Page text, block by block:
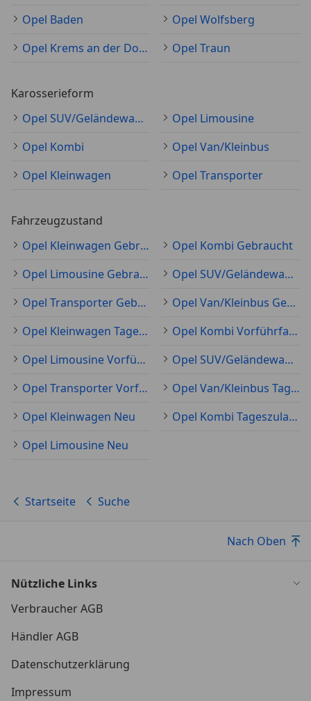
Opel Baden
Opel Wolfsberg
Opel Krems an der Donau
Opel Traun
Karosserieform
Opel SUV/Geländewagen/Pickup
Opel Limousine
Opel Kombi
Opel Van/Kleinbus
Opel Kleinwagen
Opel Transporter
Fahrzeugzustand
Opel Kleinwagen Gebraucht
Opel Kombi Gebraucht
Opel Limousine Gebraucht
Opel SUV/Geländewagen/Pickup Gebraucht
Opel Transporter Gebraucht
Opel Van/Kleinbus Gebraucht
Opel Kleinwagen Tageszulassung
Opel Kombi Vorführfahrzeug
Opel Limousine Vorführfahrzeug
Opel SUV/Geländewagen/Pickup Vorführfahrzeug
Opel Transporter Vorführfahrzeug
Opel Van/Kleinbus Tageszulassung
Opel Kleinwagen Neu
Opel Kombi Tageszulassung
Opel Limousine Neu
Startseite Suche
Nach Oben
Nützliche Links
Verbraucher AGB
Händler AGB
Datenschutzerklärung
Impressum